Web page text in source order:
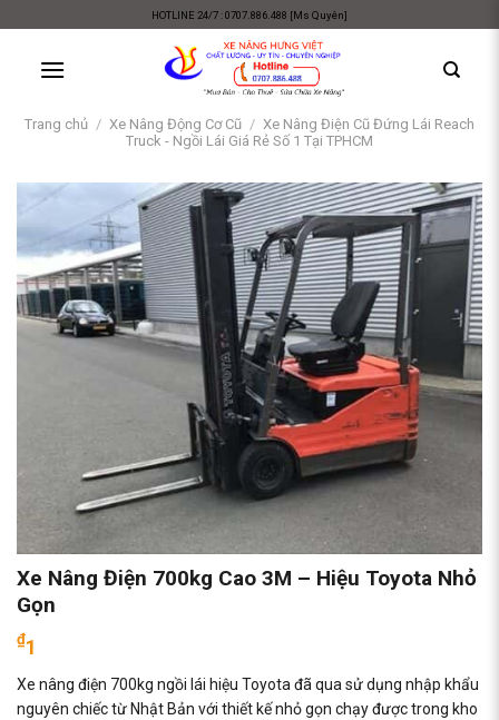
content
HOTLINE 24/7 : 0707.886.488 [Ms Quyên]
Trang chủ / Xe Nâng Động Cơ Cũ / Xe Nâng Điện Cũ Đứng Lái Reach
Truck - Ngồi Lái Giá Rẻ Số 1 Tại TPHCM
Xe Nâng Điện 700kg Cao 3M – Hiệu Toyota Nhỏ
Gọn
₫1
Xe nâng điện 700kg ngồi lái hiệu Toyota đã qua sử dụng nhập khẩu
nguyên chiếc từ Nhật Bản với thiết kế nhỏ gọn chạy được trong kho